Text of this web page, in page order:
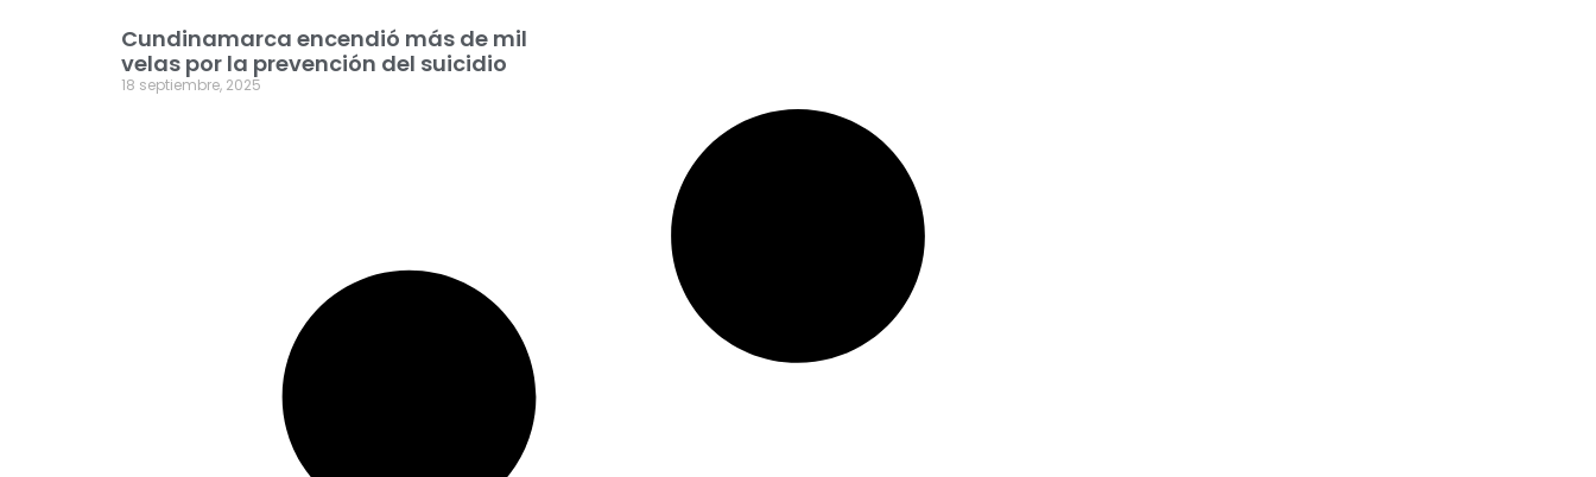
Cundinamarca encendió más de mil
velas por la prevención del suicidio
18 septiembre, 2025